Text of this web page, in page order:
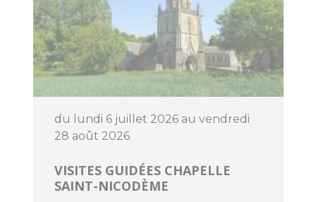
Accueil Vélo
du lundi 6 juillet 2026 au vendredi
28 août 2026
VISITES GUIDÉES CHAPELLE
SAINT-NICODÈME